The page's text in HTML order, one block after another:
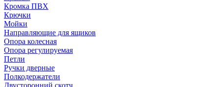
Кромка ПВХ
Крючки
Мойки
Направляющие для ящиков
Опора колесная
Опора регулируемая
Петли
Ручки дверные
Полкодержатели
Двусторонний скотч